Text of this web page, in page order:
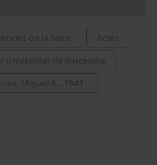
de la Salut
Actes
Universitat de Barcelona
Miguel A., 1941-